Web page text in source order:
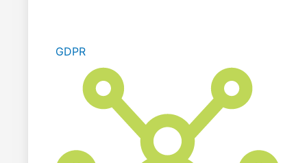
GDPR